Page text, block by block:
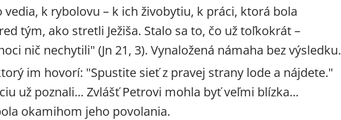
vedia, k rybolovu – k ich živobytiu, k práci, ktorá bola
tým, ako stretli Ježiša. Stalo sa to, čo už toľkokrát –
nič nechytili" (Jn 21, 3). Vynaložená námaha bez výsledku.
im hovorí: "Spustite sieť z pravej strany lode a nájdete."
už poznali... Zvlášť Petrovi mohla byť veľmi blízka...
okamihom jeho povolania.